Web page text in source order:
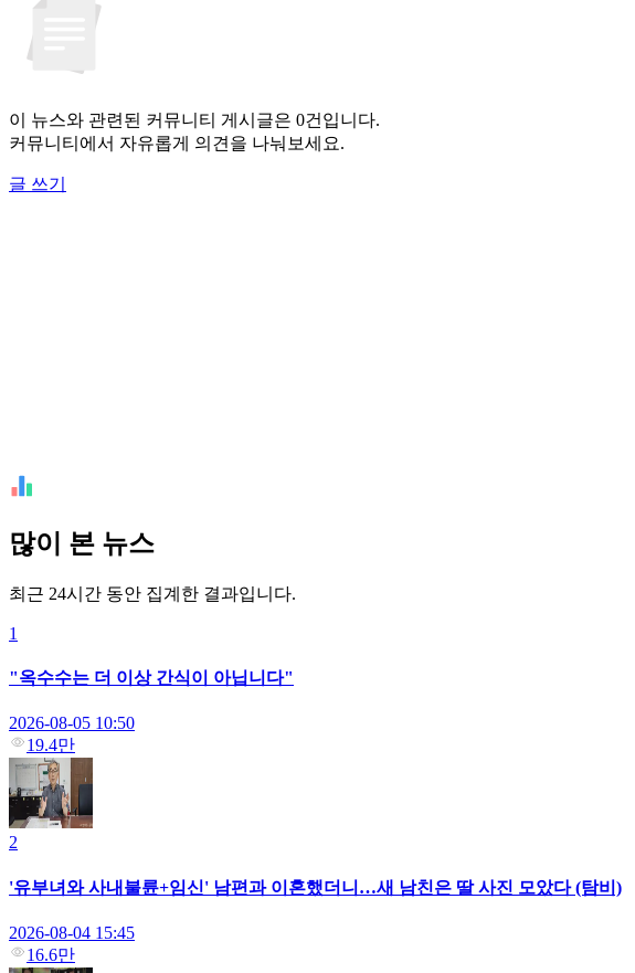
이 뉴스와 관련된 커뮤니티 게시글은 0건입니다.
커뮤니티에서 자유롭게 의견을 나눠보세요.
글 쓰기
많이 본 뉴스
최근 24시간 동안 집계한 결과입니다.
1
"옥수수는 더 이상 간식이 아닙니다"
2026-08-05 10:50
19.4만
2
'유부녀와 사내불륜+임신' 남편과 이혼했더니…새 남친은 딸 사진 모았다 (탐비)
2026-08-04 15:45
16.6만